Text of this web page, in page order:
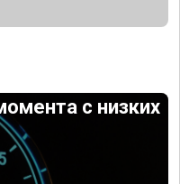
с низких